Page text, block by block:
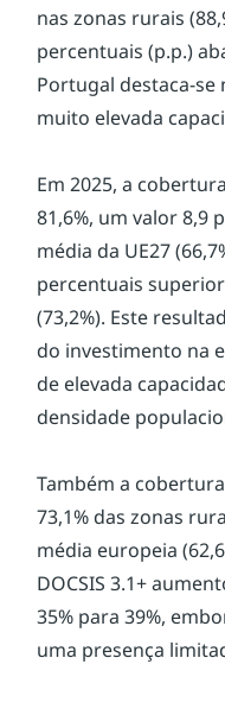
nas zonas rurais
percentuais (p.p.)
Portugal destaca-se
muito elevada
Em 2025, a
81,6%, um valor 8,9
média da UE27
percentuais
(73,2%). Este
do investimento na
de elevada
densidade
Também a
73,1% das zonas
média europeia
DOCSIS 3.1+
35% para 39%,
uma presença